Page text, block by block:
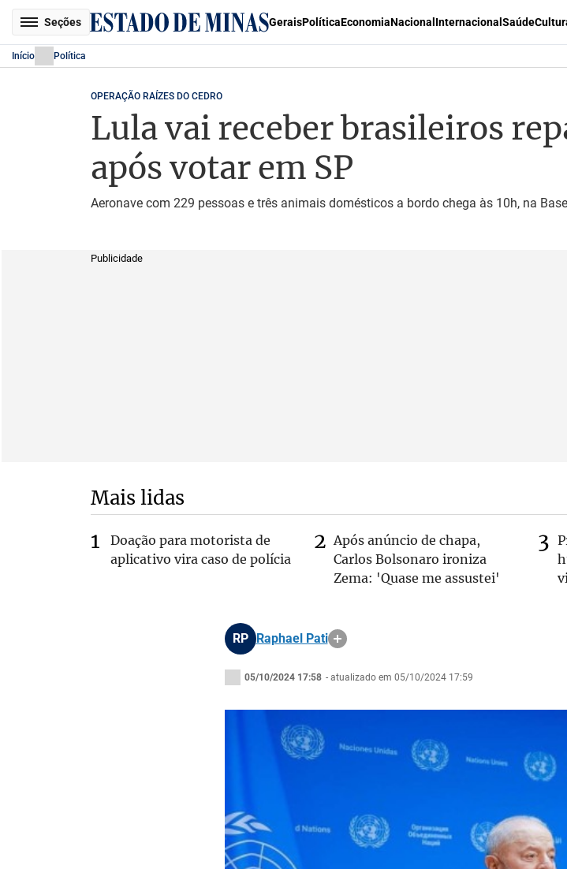
Seções GeraisPolíticaEconomiaNacional Internacional Saúde
Início Política
OPERAÇÃO RAÍZES DO CEDRO
Lula vai receber brasileiros
após votar em SP
Aeronave com 229 pessoas e três animais domésticos a bordo chega às 10h, na
Publicidade
Mais lidas
Doação para motorista de
aplicativo vira caso de polícia
Após anúncio de chapa,
Carlos Bolsonaro ironiza
Zema: 'Quase me assustei'
RP Raphael Pati
05/10/2024 17:58 - atualizado em 05/10/2024 17:59